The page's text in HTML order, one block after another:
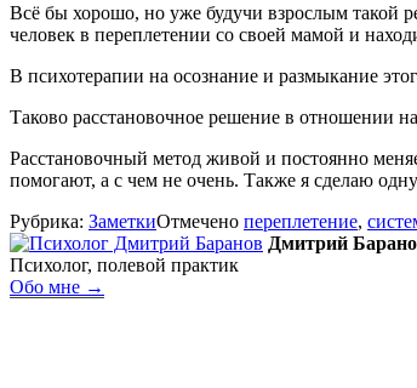
Всё бы хорошо, но уже будучи взрослым такой
человек в переплетении со своей мамой и
В психотерапии на осознание и размыкание
Таково расстановочное решение в отношении
Расстановочный метод живой и постоянно
помогают, а с чем не очень. Также я сделаю
Рубрика: ЗаметкиОтмечено переплетение,
Дмитрий
Психолог, полевой практик
Обо мне →